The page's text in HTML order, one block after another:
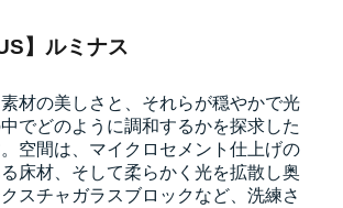
】ルミナス
材の美しさと、それらが穏やかで光
でどのように調和するかを探求した
空間は、マイクロセメント仕上げの
床材、そして柔らかく光を拡散し奥
スチャガラスブロックなど、洗練さ